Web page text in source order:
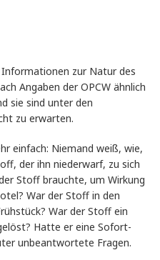
zur Natur des
Angaben der OPCW ähnlich
sie sind unter den
zu erwarten.
einfach: Niemand weiß, wie,
der ihn niederwarf, zu sich
Stoff brauchte, um Wirkung
War der Stoff in den
War der Stoff ein
Hatte er eine Sofort-
unbeantwortete Fragen.